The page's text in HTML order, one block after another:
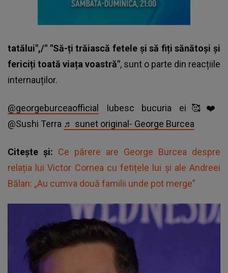
tatălui",/" "Să-ți trăiască fetele și să fiți sănătoși și
fericiți toată viața voastră", sunt o parte din reacțiile
internauților.
@georgeburceaofficial Iubesc bucuria ei🥰❤️
@Sushi Terra ♬ sunet original- George Burcea
Citește și: Ce părere are George Burcea despre
relația lui Victor Cornea cu fetițele lui și ale Andreei
Bălan: „Au cumva două familii unde pot merge”